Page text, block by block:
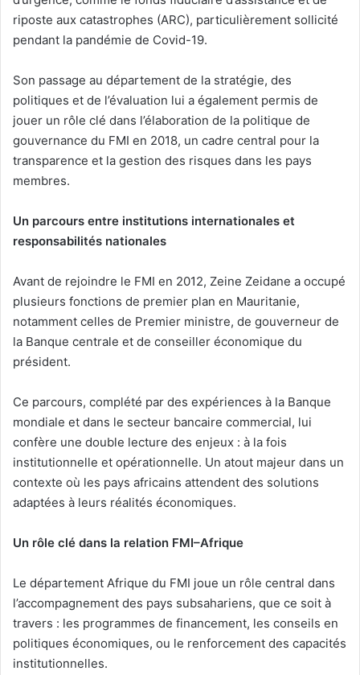
riposte aux catastrophes (ARC), particulièrement sollicité
pendant la pandémie de Covid-19.
Son passage au département de la stratégie, des
politiques et de l’évaluation lui a également permis de
jouer un rôle clé dans l’élaboration de la politique de
gouvernance du FMI en 2018, un cadre central pour la
transparence et la gestion des risques dans les pays
membres.
Un parcours entre institutions internationales et
responsabilités nationales
Avant de rejoindre le FMI en 2012, Zeine Zeidane a occupé
plusieurs fonctions de premier plan en Mauritanie,
notamment celles de Premier ministre, de gouverneur de
la Banque centrale et de conseiller économique du
président.
Ce parcours, complété par des expériences à la Banque
mondiale et dans le secteur bancaire commercial, lui
confère une double lecture des enjeux : à la fois
institutionnelle et opérationnelle. Un atout majeur dans un
contexte où les pays africains attendent des solutions
adaptées à leurs réalités économiques.
Un rôle clé dans la relation FMI–Afrique
Le département Afrique du FMI joue un rôle central dans
l’accompagnement des pays subsahariens, que ce soit à
travers : les programmes de financement, les conseils en
politiques économiques, ou le renforcement des capacités
institutionnelles.